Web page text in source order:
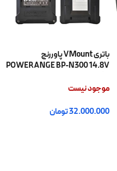
باتری VMount پاوررنج
POWERANGE BP-N300 14.8V
موجود نیست
32.000.000تومان